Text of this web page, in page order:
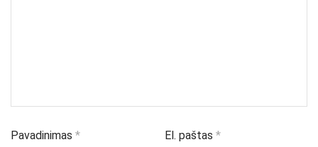
Pavadinimas * El. paštas*